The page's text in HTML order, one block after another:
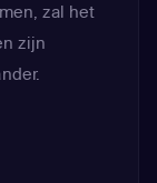
zal het
zijn